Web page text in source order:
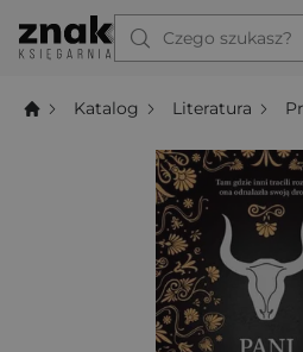
Czego szukasz?
Katalog Literatura